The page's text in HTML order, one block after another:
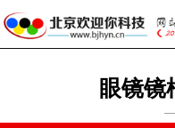
眼镜镜